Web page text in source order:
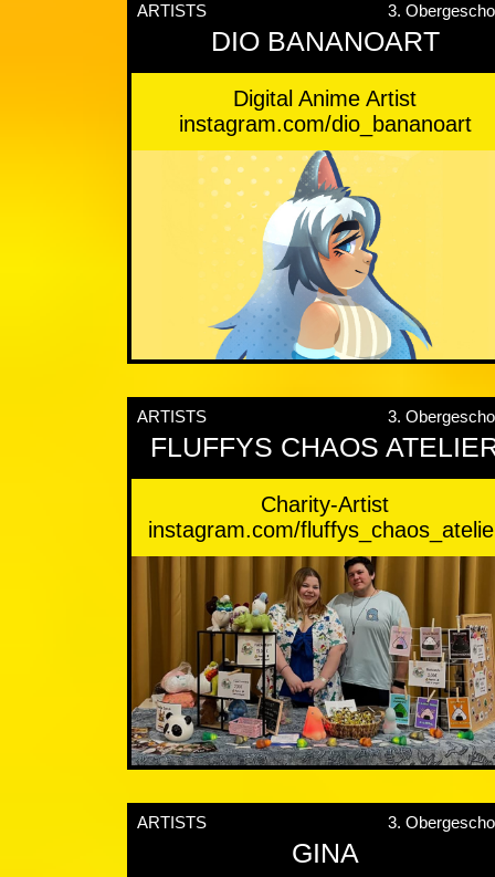
ARTISTS 3.
DIO BANANOART
Digital Anime Artist
instagram.com/dio_bananoart
ARTISTS 3.
FLUFFYS CHAOS
Charity-Artist
instagram.com/
ARTISTS 3.
GINA